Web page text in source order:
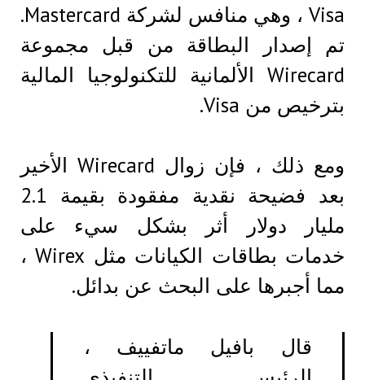
Visa ، وهي منافس لشركة Mastercard.
تم إصدار البطاقة من قبل مجموعة
Wirecard الألمانية للتكنولوجيا المالية
بترخيص من Visa.
ومع ذلك ، فإن زوال Wirecard الأخير
بعد فضيحة نقدية مفقودة بقيمة 2.1
مليار دولار أثر بشكل سيء على
خدمات بطاقات الكيانات مثل Wirex ،
مما أجبرها على البحث عن بدائل.
قال بافيل ماتفييف ،